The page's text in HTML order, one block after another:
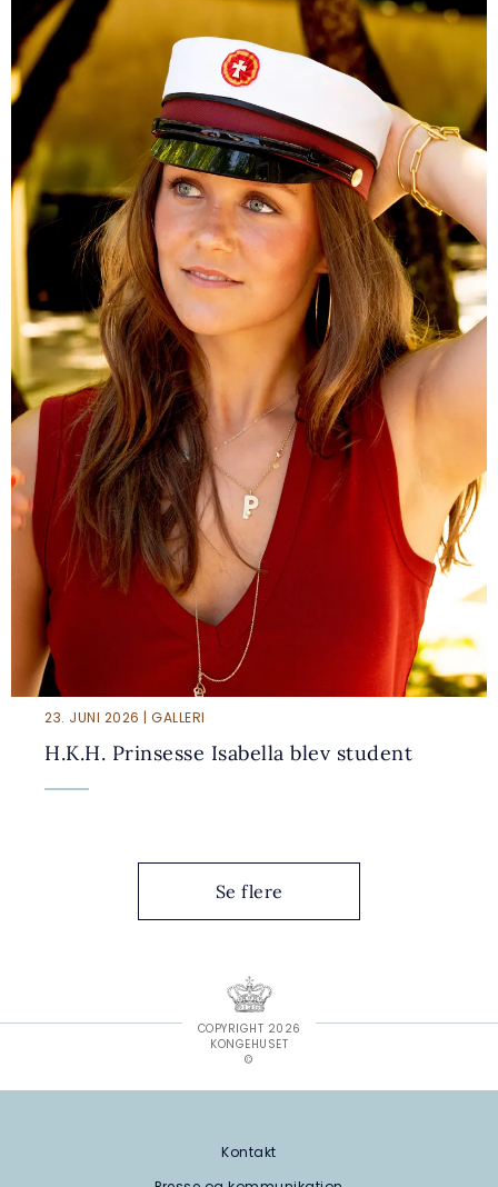
23. JUNI 2026 | GALLERI
H.K.H. Prinsesse Isabella blev student
Se flere
COPYRIGHT 2026
KONGEHUSET
©
Kontakt